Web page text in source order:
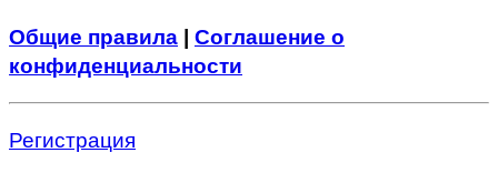
Общие правила
Соглашение о
конфиденциальности
Регистрация